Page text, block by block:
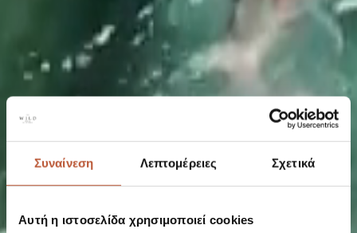
Συναίνεση Λεπτομέρειες Σχετικά
Αυτή η ιστοσελίδα χρησιμοποιεί cookies